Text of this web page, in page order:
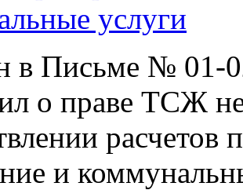
Письме № 01-
о праве ТСЖ
расчетов
и